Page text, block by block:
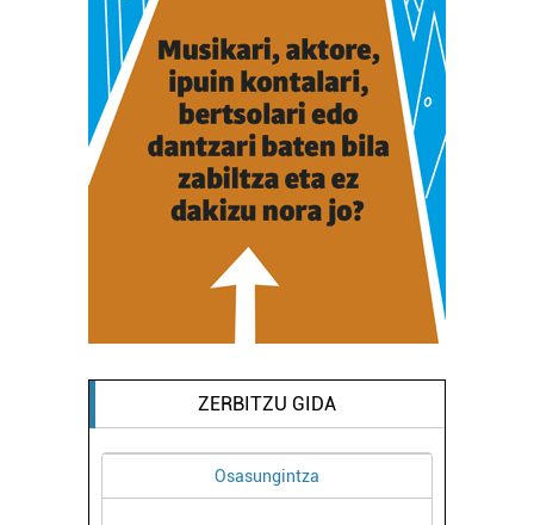
ZERBITZU GIDA
Ikastetxeak